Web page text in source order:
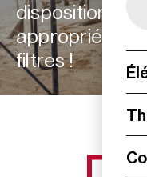
disposition :
appropriées à
filtres !